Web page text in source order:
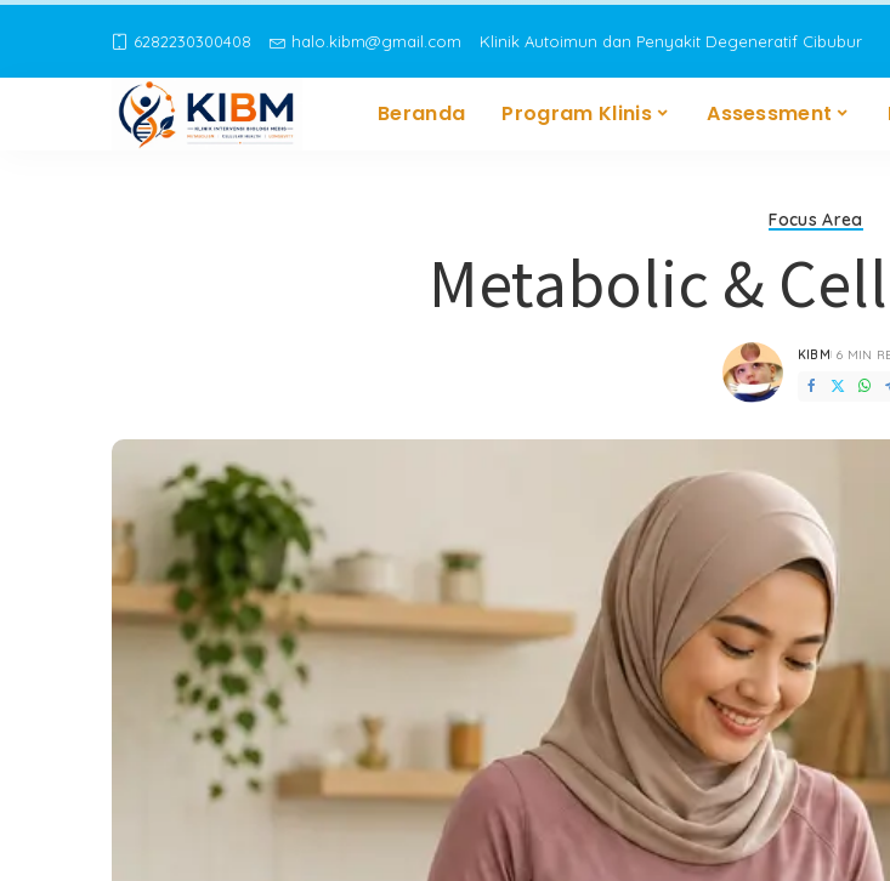
6282230300408 halo.kibm@gmail.com Klinik Autoimun dan Penyakit Degeneratif Cibubur
Beranda Program Klinis Assessment
Focus Area
Metabolic &
POSTED
BY
KIBM 6 MIN